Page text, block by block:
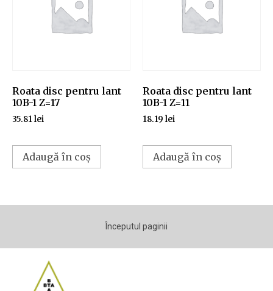
Roata disc pentru lant
10B-1 Z=17
35.81lei
Adaugă în coș
Roata disc pentru lant
10B-1 Z=11
18.19 lei
Adaugă în coș
Începutul paginii